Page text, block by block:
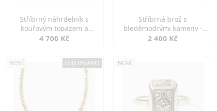
Stříbrný náhrdelník s
kouřovým topazem a
markazity
4 700 Kč
Stříbrná brož s
bleděmodrými kameny -
jemná elegance
2 400 Kč
NOVÉ OBJEDNÁNO NOVÉ